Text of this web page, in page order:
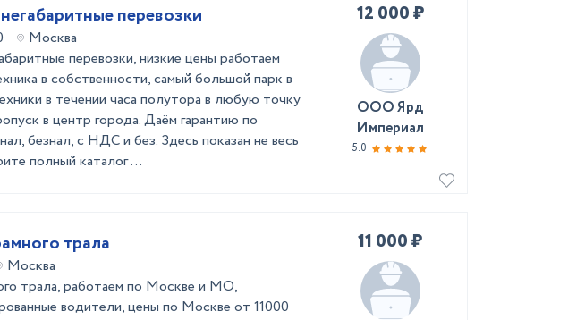
перевозки
Москва
перевозки, низкие цены работаем
в собственности, самый большой парк в
в течении часа полутора в любую точку
в центр города. Даём гарантию по
безнал, с НДС и без. Здесь показан не весь
полный каталог ...
12 000 ₽
ООО Ярд
Империал
5.0
трала
Москва
трала, работаем по Москве и МО,
водители, цены по Москве от 11000
11 000 ₽